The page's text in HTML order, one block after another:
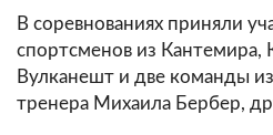
В соревнованиях приняли
спортсменов из Кантемира,
Вулканешт и две команды
тренера Михаила Бербер,